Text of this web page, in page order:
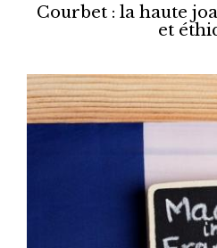
Courbet : la haute
et